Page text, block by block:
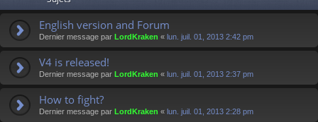
English version and Forum
Dernier message par LordKraken « lun. juil. 01, 2013 2:42 pm
V4 is released!
Dernier message par LordKraken « lun. juil. 01, 2013 2:37 pm
How to fight?
Dernier message par LordKraken « lun. juil. 01, 2013 2:28 pm